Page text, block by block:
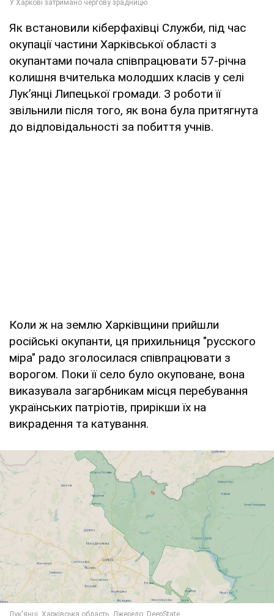
Як встановили кіберфахівці Служби, під час
окупації частини Харківської області з
окупантами почала співпрацювати 57-річна
колишня вчителька молодших класів у селі
Лук’янці Липецької громади. З роботи її
звільнили після того, як вона була притягнута
до відповідальності за побиття учнів.
Коли ж на землю Харківщини прийшли
російські окупанти, ця прихильниця "русского
міра" радо зголосилася співпрацювати з
ворогом. Поки її село було окуповане, вона
виказувала загарбникам місця перебування
українських патріотів, прирікши їх на
викрадення та катування.